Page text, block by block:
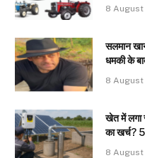
8 August
सलमान
धमकी के
8 August
खेत में लगा
का खर्च? 5
8 August